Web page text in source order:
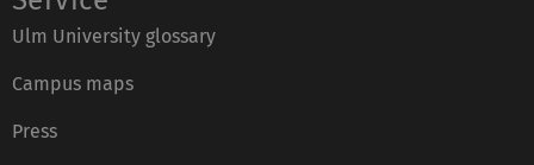
Ulm University glossary
Campus maps
Press